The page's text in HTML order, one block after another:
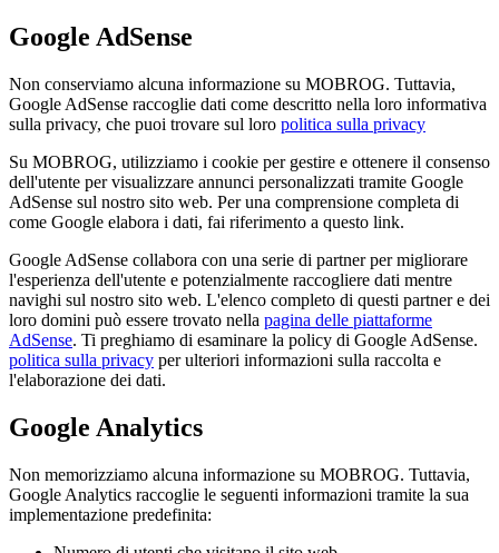
Google AdSense
Non conserviamo alcuna informazione su MOBROG. Tuttavia,
Google AdSense raccoglie dati come descritto nella loro informativa
sulla privacy, che puoi trovare sul loro politica sulla privacy
Su MOBROG, utilizziamo i cookie per gestire e ottenere il consenso
dell'utente per visualizzare annunci personalizzati tramite Google
AdSense sul nostro sito web. Per una comprensione completa di
come Google elabora i dati, fai riferimento a questo link.
Google AdSense collabora con una serie di partner per migliorare
l'esperienza dell'utente e potenzialmente raccogliere dati mentre
navighi sul nostro sito web. L'elenco completo di questi partner e dei
loro domini può essere trovato nella pagina delle piattaforme
AdSense. Ti preghiamo di esaminare la policy di Google AdSense.
politica sulla privacy per ulteriori informazioni sulla raccolta e
l'elaborazione dei dati.
Google Analytics
Non memorizziamo alcuna informazione su MOBROG. Tuttavia,
Google Analytics raccoglie le seguenti informazioni tramite la sua
implementazione predefinita: